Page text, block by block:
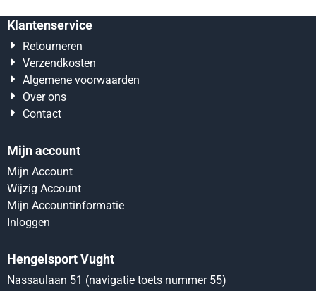
Klantenservice
Retourneren
Verzendkosten
Algemene voorwaarden
Over ons
Contact
Mijn account
Mijn Account
Wijzig Account
Mijn Accountinformatie
Inloggen
Hengelsport Vught
Nassaulaan 51 (navigatie toets nummer 55)